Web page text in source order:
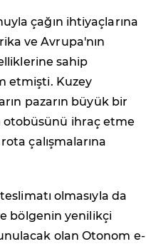
çağın ihtiyaçlarına
ve Avrupa'nın
sahip
etmişti. Kuzey
pazarın büyük bir
ihraç etme
çalışmalarına
olmasıyla da
bölgenin yenilikçi
olan Otonom e-